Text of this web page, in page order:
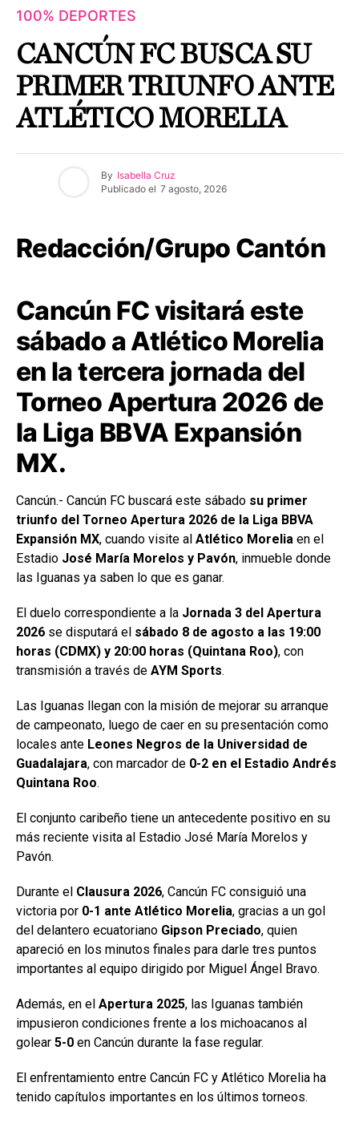
100% DEPORTES
CANCÚN FC BUSCA SU
PRIMER TRIUNFO ANTE
ATLÉTICO MORELIA
By Isabella Cruz
Publicado el 7 agosto, 2026
Redacción/Grupo Cantón
Cancún FC visitará este
sábado a Atlético Morelia
en la tercera jornada del
Torneo Apertura 2026 de
la Liga BBVA Expansión
MX.
Cancún.- Cancún FC buscará este sábado su primer
triunfo del Torneo Apertura 2026 de la Liga BBVA
Expansión MX, cuando visite al Atlético Morelia en el
Estadio José María Morelos y Pavón, inmueble donde
las Iguanas ya saben lo que es ganar.
El duelo correspondiente a la Jornada 3 del Apertura
2026 se disputará el sábado 8 de agosto a las 19:00
horas (CDMX) y 20:00 horas (Quintana Roo), con
transmisión a través de AYM Sports.
Las Iguanas llegan con la misión de mejorar su arranque
de campeonato, luego de caer en su presentación como
locales ante Leones Negros de la Universidad de
Guadalajara, con marcador de 0-2 en el Estadio Andrés
Quintana Roo.
El conjunto caribeño tiene un antecedente positivo en su
más reciente visita al Estadio José María Morelos y
Pavón.
Durante el Clausura 2026, Cancún FC consiguió una
victoria por 0-1 ante Atlético Morelia, gracias a un gol
del delantero ecuatoriano Gipson Preciado, quien
apareció en los minutos finales para darle tres puntos
importantes al equipo dirigido por Miguel Ángel Bravo.
Además, en el Apertura 2025, las Iguanas también
impusieron condiciones frente a los michoacanos al
golear 5-0 en Cancún durante la fase regular.
El enfrentamiento entre Cancún FC y Atlético Morelia ha
tenido capítulos importantes en los últimos torneos.